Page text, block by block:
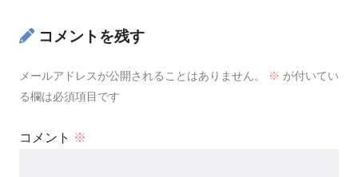
コメントを残す
メールアドレスが公開されることはありません。 ※ が付いてい
る欄は必須項目です
コメント ※